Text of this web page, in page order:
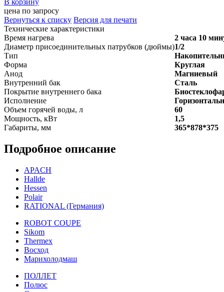
цена по запросу
Вернуться к списку Версия для печати
Технические характеристики
Время нагрева
2 часа 10
Диаметр присоединительных патрубков (дюймы)1/2
Тип
Форма
Круглая
Анод
Магниевый
Внутренний бак
Сталь
Покрытие внутреннего бака
Исполнение
Объем горячей воды, л
60
Мощность, кВт
1,5
Габариты, мм
365*878*375
Подробное описание
APACH
Hallde
Hessen
Polair
RATIONAL (Германия)
ROBOT COUPE
Sikom
Thermex
Восход
Марихолодмаш
ПОЛЛЕТ
Полюс